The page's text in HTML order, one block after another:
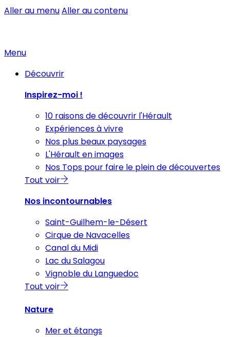
Aller au menuAller au contenu
Menu
Découvrir
Inspirez-moi !
10 raisons de découvrir l'Hérault
Expériences à vivre
Nos plus beaux paysages
L'Hérault en images
Nos Tops pour faire le plein de découvertes
Tout voir
Nos incontournables
Saint-Guilhem-le-Désert
Cirque de Navacelles
Canal du Midi
Lac du Salagou
Vignoble du Languedoc
Tout voir
Nature
Mer et étangs